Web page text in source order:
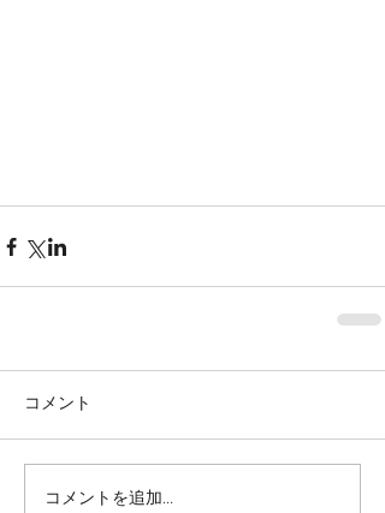
コメント
コメントを追加…